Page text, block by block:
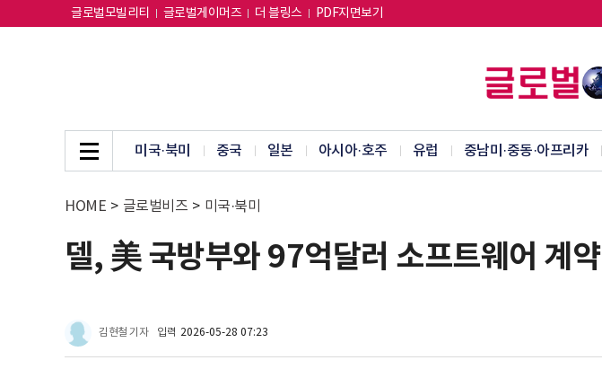
글로벌모빌리티 글로벌게이머즈 더 블링스 PDF지면보기
미국·북미 중국 일본 아시아·호주 유럽 중남미·중동·아프리카
HOME > 글로벌비즈 > 미국·북미
델, 美 국방부와 97억달러 소프트웨어 계약
김현철 기자 입력 2026-05-28 07:23